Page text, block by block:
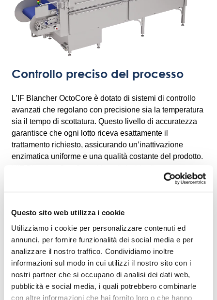
Questo sito web utilizza i cookie
Utilizziamo i cookie per personalizzare contenuti ed
annunci, per fornire funzionalità dei social media e per
analizzare il nostro traffico. Condividiamo inoltre
informazioni sul modo in cui utilizzi il nostro sito con i
nostri partner che si occupano di analisi dei dati web,
pubblicità e social media, i quali potrebbero combinarle
con altre informazioni che hai fornito loro o che hanno
Controllo preciso del processo
L’IF Blancher OctoCore è dotato di sistemi di controllo
avanzati che regolano con precisione sia la temperatura
sia il tempo di scottatura. Questo livello di accuratezza
garantisce che ogni lotto riceva esattamente il
trattamento richiesto, assicurando un’inattivazione
enzimatica uniforme e una qualità costante del prodotto.
L’IF Blancher OctoCore riduce il rischio di una scottatura
insufficiente o eccessiva, contribuendo a preservare il
sapore naturale, il colore, la consistenza e il profilo
Come opzione, l’IF Blancher OctoCore può essere
dotato di una seconda zona di temperatura, che
consente di ridurre la temperatura nella fase finale di
scottatura per i prodotti delicati soggetti a una scottatura
eccessiva.
Sistema idrico a flusso incrociato